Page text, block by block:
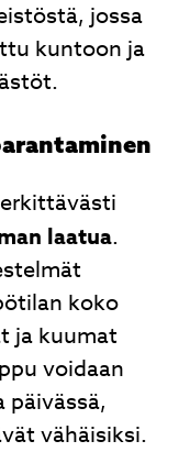
jossa
kuntoon ja
laatua.
koko
ja kuumat
voidaan
päivässä,
vähäisiksi.